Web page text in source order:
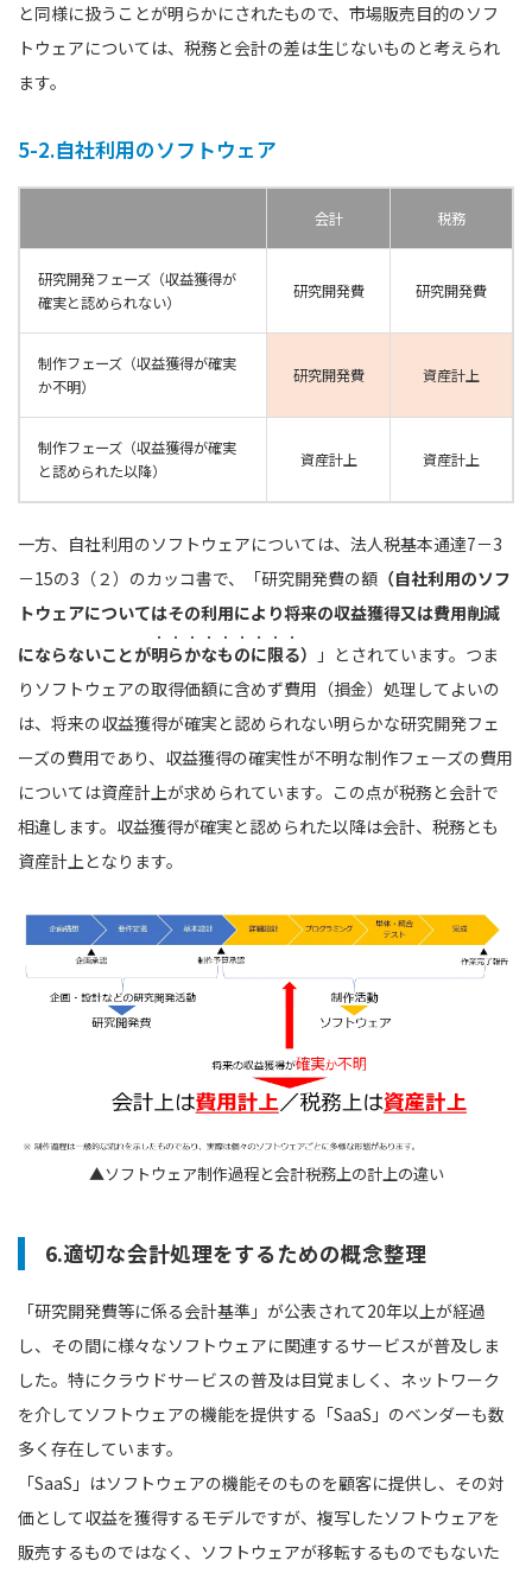
と同様に扱うことが明らかにされたもので、市場販売目的のソフ
トウェアについては、税務と会計の差は生じないものと考えられ
ます。
5-2.自社利用のソフトウェア
会計 税務
研究開発フェーズ （収益獲得が
確実と認められない）
研究開発費 研究開発費
制作フェーズ （収益獲得が確実
か不明）
研究開発費 資産計上
制作フェーズ （収益獲得が確実
と認められた以降）
資産計上 資産計上
一方、自社利用のソフトウェアについては、法人税基本通達7－3
－15の3（２）のカッコ書で、「研究開発費の額 （自社利用のソフ
トウェアについてはその利用により将来の収益獲得又は費用削減
にならないことが明らかなものに限る）
」とされています。つま
りソフトウェアの取得価額に含めず費用（損金）処理してよいの
は、将来の収益獲得が確実と認められない明らかな研究開発フェ
ーズの費用であり、収益獲得の確実性が不明な制作フェーズの費用
については資産計上が求められています。この点が税務と会計で
相違します。収益獲得が確実と認められた以降は会計、税務とも
資産計上となります。
▲ソフトウェア制作過程と会計税務上の計上の違い
6.適切な会計処理をするための概念整理
「研究開発費等に係る会計基準」が公表されて20年以上が経過
し、その間に様々なソフトウェアに関連するサービスが普及しま
した。特にクラウドサービスの普及は目覚ましく、ネットワーク
を介してソフトウェアの機能を提供する「SaaS」のベンダーも数
多く存在しています。
「SaaS」はソフトウェアの機能そのものを顧客に提供し、その対
価として収益を獲得するモデルですが、複写したソフトウェアを
販売するものではなく、ソフトウェアが移転するものでもないた